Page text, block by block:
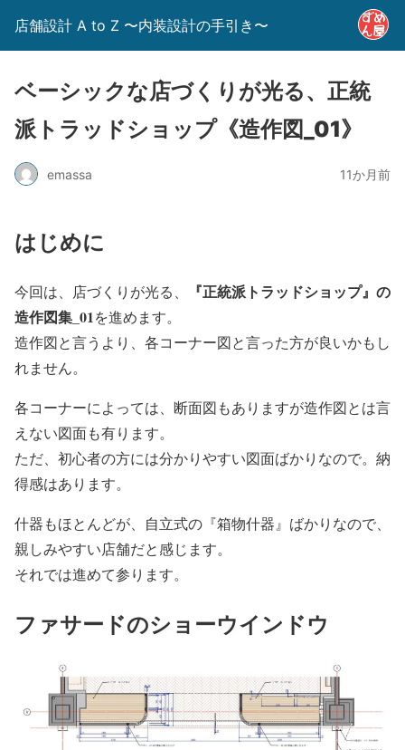
店舗設計 A to Z 〜内装設計の手引き〜
ベーシックな店づくりが光る、正統
派トラッドショップ《造作図_01》
emassa 11か月前
はじめに
今回は、店づくりが光る、
『正統派トラッドショップ』の
造作図集_01を進めます。
造作図と言うより、各コーナー図と言った方が良いかもし
れません。
各コーナーによっては、断面図もありますが造作図とは言
えない図面も有ります。
ただ、初心者の方には分かりやすい図面ばかりなので。納
得感はあります。
什器もほとんどが、自立式の『箱物什器』ばかりなので、
親しみやすい店舗だと感じます。
それでは進めて参ります。
ファサードのショーウインドウ